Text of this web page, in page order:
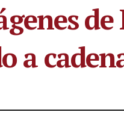
a